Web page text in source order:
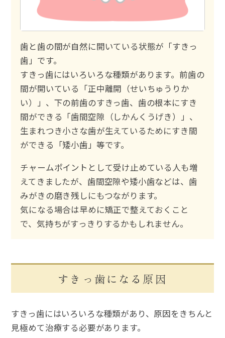
歯と歯の間が自然に開いている状態が「すきっ
歯」です。
すきっ歯にはいろいろな種類があります。前歯の
間が開いている「正中離開（せいちゅうりか
い）」、下の前歯のすきっ歯、歯の根本にすき
間ができる「歯間空隙（しかんくうげき）」、
生まれつき小さな歯が生えているためにすき間
ができる「矮小歯」等です。
チャームポイントとして受け止めている人も増
えてきましたが、歯間空隙や矮小歯などは、歯
みがきの磨き残しにもつながります。
気になる場合は早めに矯正で整えておくこと
で、気持ちがすっきりするかもしれません。
すきっ歯になる原因
すきっ歯にはいろいろな種類があり、原因をきちんと
見極めて治療する必要があります。